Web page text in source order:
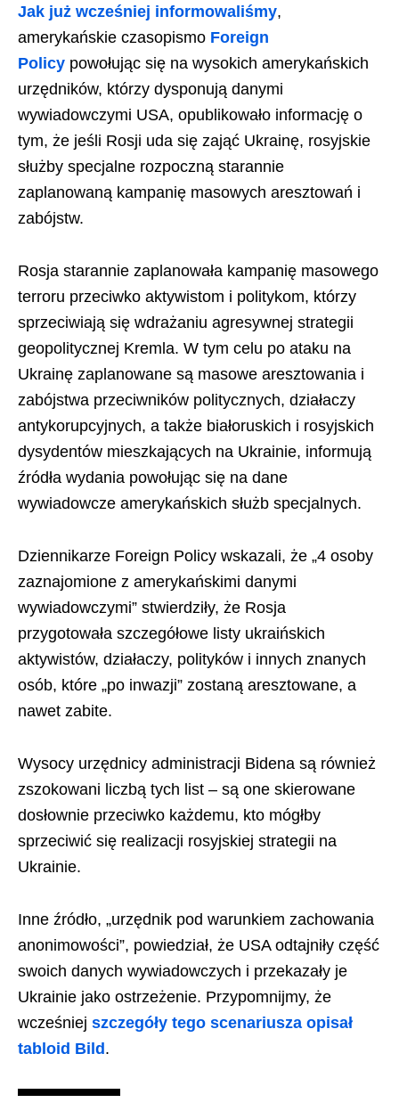
Jak już wcześniej informowaliśmy,
amerykańskie czasopismo Foreign
Policy powołując się na wysokich amerykańskich
urzędników, którzy dysponują danymi
wywiadowczymi USA, opublikowało informację o
tym, że jeśli Rosji uda się zająć Ukrainę, rosyjskie
służby specjalne rozpoczną starannie
zaplanowaną kampanię masowych aresztowań i
zabójstw.
Rosja starannie zaplanowała kampanię masowego
terroru przeciwko aktywistom i politykom, którzy
sprzeciwiają się wdrażaniu agresywnej strategii
geopolitycznej Kremla. W tym celu po ataku na
Ukrainę zaplanowane są masowe aresztowania i
zabójstwa przeciwników politycznych, działaczy
antykorupcyjnych, a także białoruskich i rosyjskich
dysydentów mieszkających na Ukrainie, informują
źródła wydania powołując się na dane
wywiadowcze amerykańskich służb specjalnych.
Dziennikarze Foreign Policy wskazali, że „4 osoby
zaznajomione z amerykańskimi danymi
wywiadowczymi” stwierdziły, że Rosja
przygotowała szczegółowe listy ukraińskich
aktywistów, działaczy, polityków i innych znanych
osób, które „po inwazji” zostaną aresztowane, a
nawet zabite.
Wysocy urzędnicy administracji Bidena są również
zszokowani liczbą tych list – są one skierowane
dosłownie przeciwko każdemu, kto mógłby
sprzeciwić się realizacji rosyjskiej strategii na
Ukrainie.
Inne źródło, „urzędnik pod warunkiem zachowania
anonimowości”, powiedział, że USA odtajniły część
swoich danych wywiadowczych i przekazały je
Ukrainie jako ostrzeżenie. Przypomnijmy, że
wcześniej szczegóły tego scenariusza opisał
tabloid Bild .